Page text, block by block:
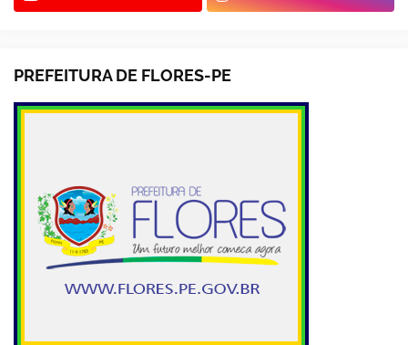
PREFEITURA DE FLORES-PE